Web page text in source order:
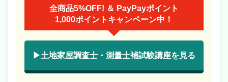
全商品5%OFF! ＆ PayPayポイント
1,000ポイントキャンペーン中！
▶土地家屋調査士・測量士補試験講座を見る